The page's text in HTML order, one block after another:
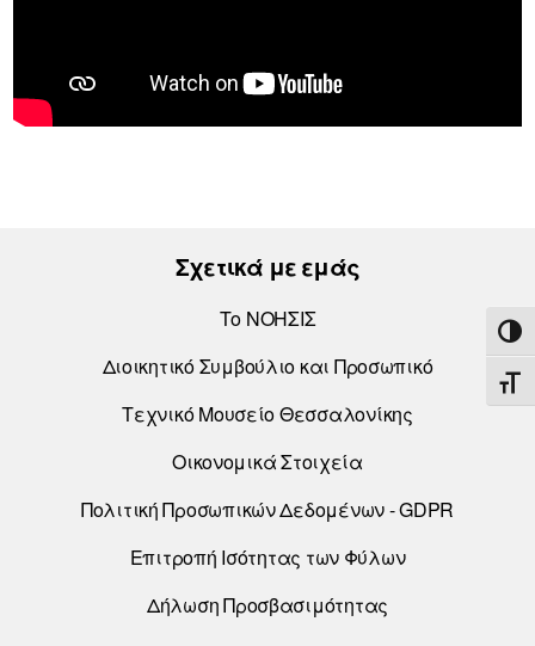
Σχετικά με εμάς
Το ΝΟΗΣΙΣ
Διοικητικό Συμβούλιο και Προσωπικό
Τεχνικό Μουσείο Θεσσαλονίκης
Οικονομικά Στοιχεία
Πολιτική Προσωπικών Δεδομένων - GDPR
Επιτροπή Ισότητας των Φύλων
Δήλωση Προσβασιμότητας